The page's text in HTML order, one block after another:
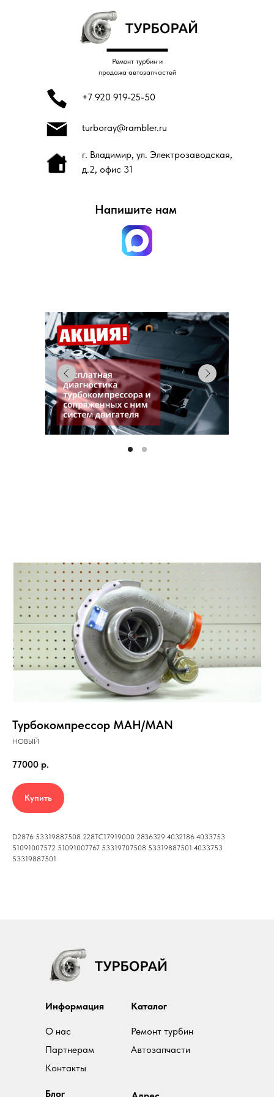
Ремонт турбин и
продажа автозапчастей
+7 920 919-25-50
turboray@rambler.ru
г. Владимир, ул. Электрозаводская,
д.2, офис 31
Напишите нам
Турбокомпрессор МАН/МАN
НОВЫЙ
77000 р.
Купить
D2876 53319887508 228ТС17919000 2836329 4032186 4033753
51091007572 51091007767 53319707508 53319887501 4033753
53319887501
Блог
Каталог
Информация
Контакты
Партнерам Автозапчасти
Ремонт турбин
О нас